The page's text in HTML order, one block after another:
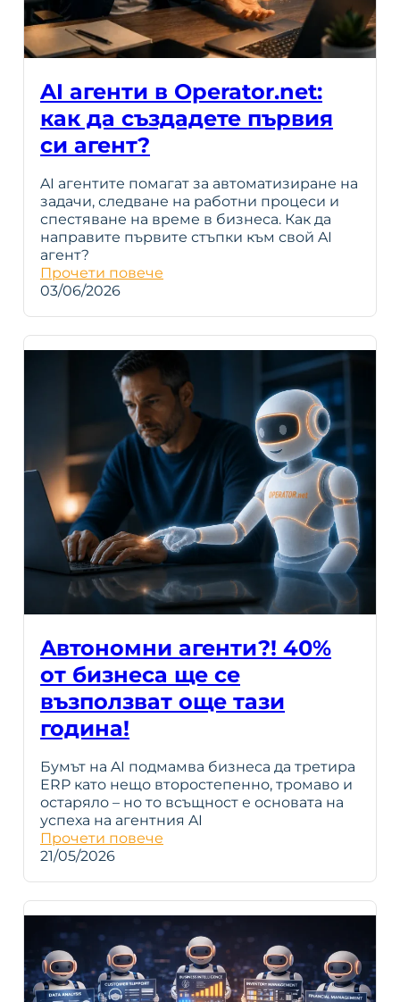
AI агенти в Operator.net:
как да създадете първия
си агент?
AI агентите помагат за автоматизиране на
задачи, следване на работни процеси и
спестяване на време в бизнеса. Как да
направите първите стъпки към свой AI
агент?
Прочети повече
03/06/2026
Aвтономни агенти?! 40%
от бизнеса ще се
възползват още тази
година!
Бумът на AI подмамва бизнеса да третира
ERP като нещо второстепенно, тромаво и
остаряло – но то всъщност е основата на
успеха на агентния AI
Прочети повече
21/05/2026